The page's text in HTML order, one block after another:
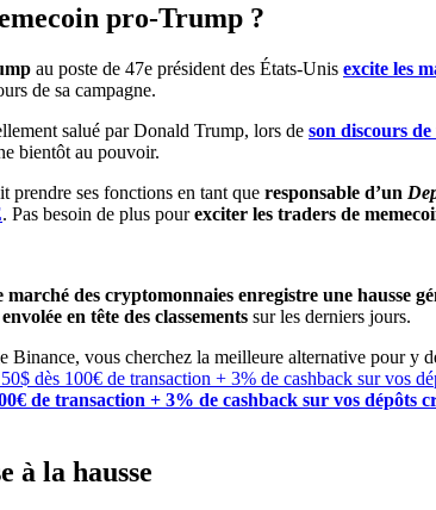
pro-Trump ?
au poste de 47e président des États-Unis excite les
de sa campagne.
salué par Donald Trump, lors de son discours
bientôt au pouvoir.
ses fonctions en tant que responsable d’un
. Pas besoin de plus pourexciter les traders de
marché des cryptomonnaies enregistre une hausse
en tête des classements sur les derniers jours.
Binance, vous cherchez la meilleure alternative pour y
de transaction + 3% de cashback sur vos dépôts
à la hausse